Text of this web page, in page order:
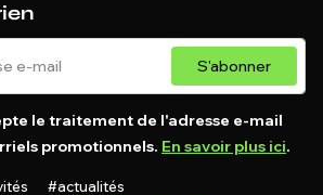
S'abonner
le traitement de l'adresse e-mail
promotionnels. En savoir plus ici.
#actualités